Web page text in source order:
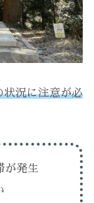
状況に注意が必
が発生